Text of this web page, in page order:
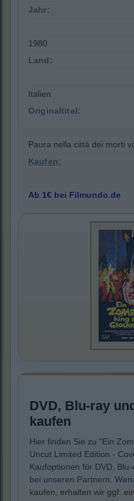
Jahr:
1980
Land:
Italien
Originaltitel:
Paura nella città dei morti
Kaufen:
Ab 1€ bei Filmundo.de
DVD, Blu-ray
kaufen
Hier finden Sie zu "Ein
Uncut Limited Edition -
Kaufoptionen für DVD,
bei unseren Partnern.
kaufen, erhalten wir ggf.